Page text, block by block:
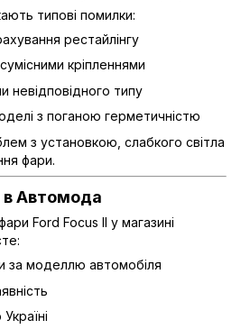
типові помилки:
рестайлінгу
кріпленнями
невідповідного типу
з поганою герметичністю
з установкою, слабкого світла
фари.
в Автомода
Ford Focus II у магазині
за моделлю автомобіля